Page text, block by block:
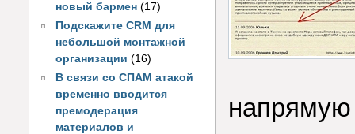
новый бармен (17)
Подскажите CRM для
небольшой монтажной
организации (16)
В связи со СПАМ атакой
временно вводится
премодерация
материалов и
напрямую